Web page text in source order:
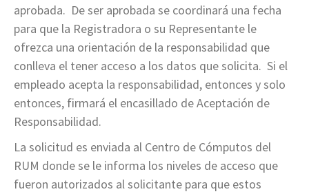
aprobada. De ser aprobada se coordinará una fecha
para que la Registradora o su Representante le
ofrezca una orientación de la responsabilidad que
conlleva el tener acceso a los datos que solicita. Si el
empleado acepta la responsabilidad, entonces y solo
entonces, firmará el encasillado de Aceptación de
Responsabilidad.
La solicitud es enviada al Centro de Cómputos del
RUM donde se le informa los niveles de acceso que
fueron autorizados al solicitante para que estos